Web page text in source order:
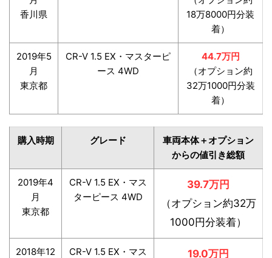
香川県
18万8000円分装
着）
2019年5
月
東京都
CR-V 1.5 EX・マスターピ
ース 4WD
44.7万円
（オプション約
32万1000円分装
着）
購入時期 グレード
車両本体＋オプション
からの値引き総額
2019年4
月
東京都
CR-V 1.5 EX・マス
ターピース 4WD
39.7万円
（オプション約32万
1000円分装着）
2018年12
CR-V 1.5 EX・マス
19.0万円